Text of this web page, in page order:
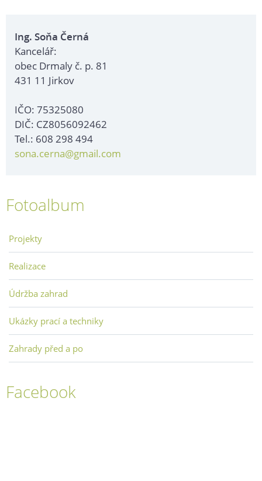
Ing. Soňa Černá
Kancelář:
obec Drmaly č. p. 81
431 11 Jirkov
IČO: 75325080
DIČ: CZ8056092462
Tel.: 608 298 494
sona.cerna@gmail.com
Fotoalbum
Projekty
Realizace
Údržba zahrad
Ukázky prací a techniky
Zahrady před a po
Facebook